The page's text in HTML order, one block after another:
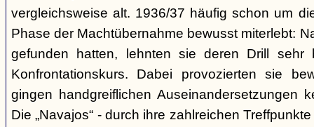
vergleichsweise alt. 1936/37 häufig schon um
Phase der Machtübernahme bewusst miterlebt:
gefunden hatten, lehnten sie deren Drill
Konfrontationskurs. Dabei provozierten sie
gingen handgreiflichen Auseinandersetzungen
Die „Navajos“ - durch ihre zahlreichen